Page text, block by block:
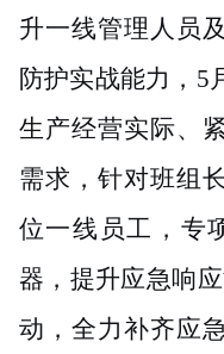
升一线管理人员
防护实战能力， 5
生产经营实际、
需求，针对班组
位一线员工，专
器，提升应急响
动，全力补齐应